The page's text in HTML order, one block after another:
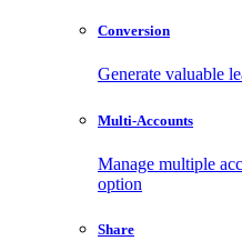
Conversion
Generate valuable
Multi-Accounts
Manage multiple
option
Share